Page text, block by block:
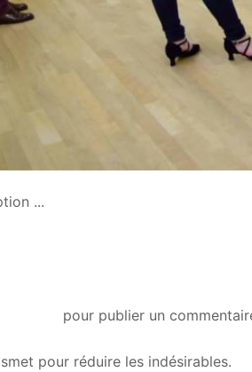
...
pour publier un
pour réduire les indésirables.